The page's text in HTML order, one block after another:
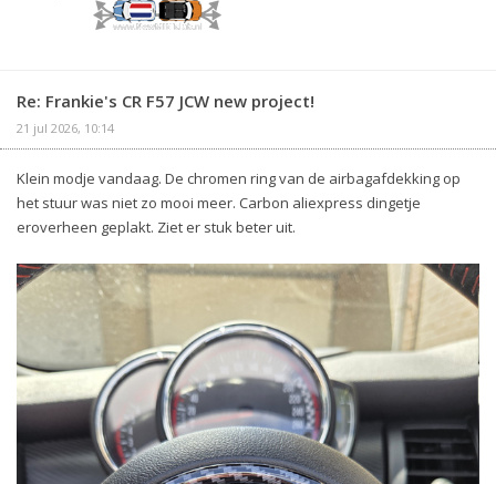
Re: Frankie's CR F57 JCW new project!
21 jul 2026, 10:14
Klein modje vandaag. De chromen ring van de airbagafdekking op
het stuur was niet zo mooi meer. Carbon aliexpress dingetje
eroverheen geplakt. Ziet er stuk beter uit.